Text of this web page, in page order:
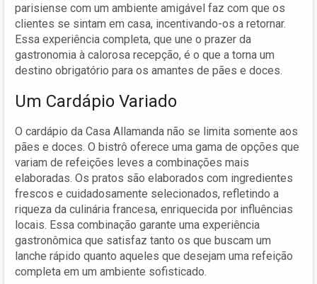
parisiense com um ambiente amigável faz com que os
clientes se sintam em casa, incentivando-os a retornar.
Essa experiência completa, que une o prazer da
gastronomia à calorosa recepção, é o que a torna um
destino obrigatório para os amantes de pães e doces.
Um Cardápio Variado
O cardápio da Casa Allamanda não se limita somente aos
pães e doces. O bistrô oferece uma gama de opções que
variam de refeições leves a combinações mais
elaboradas. Os pratos são elaborados com ingredientes
frescos e cuidadosamente selecionados, refletindo a
riqueza da culinária francesa, enriquecida por influências
locais. Essa combinação garante uma experiência
gastronômica que satisfaz tanto os que buscam um
lanche rápido quanto aqueles que desejam uma refeição
completa em um ambiente sofisticado.